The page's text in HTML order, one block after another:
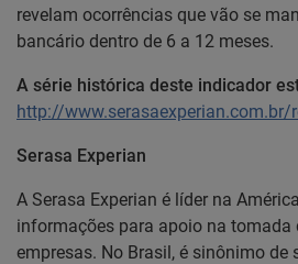
revelam ocorrências que vão se
bancário dentro de 6 a 12 meses.
A série histórica deste indicador
http://
Serasa Experian
A Serasa Experian é líder na
informações para apoio na tomada
empresas. No Brasil, é sinônimo de